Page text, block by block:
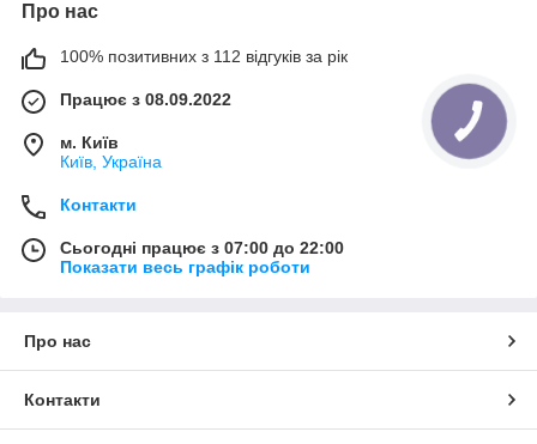
Про нас
100% позитивних з 112 відгуків за рік
Працює з 08.09.2022
м. Київ
Київ, Україна
Контакти
Сьогодні працює з 07:00 до 22:00
Показати весь графік роботи
Про нас
Контакти